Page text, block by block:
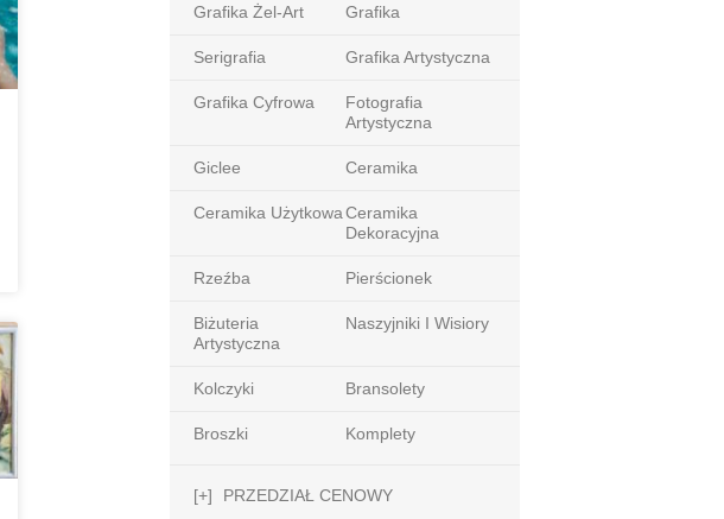
Grafika Żel-Art Grafika
Serigrafia Grafika Artystyczna
Grafika Cyfrowa
Fotografia
Artystyczna
Giclee Ceramika
Ceramika UżytkowaCeramika
Dekoracyjna
Rzeźba Pierścionek
Biżuteria
Artystyczna
Naszyjniki I Wisiory
Kolczyki Bransolety
Broszki Komplety
[+] PRZEDZIAŁ CENOWY